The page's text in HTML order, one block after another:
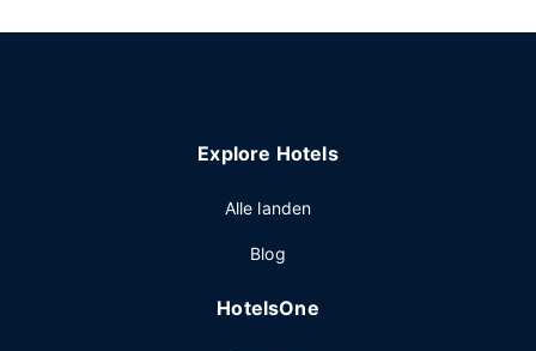
Explore Hotels
Alle landen
Blog
HotelsOne